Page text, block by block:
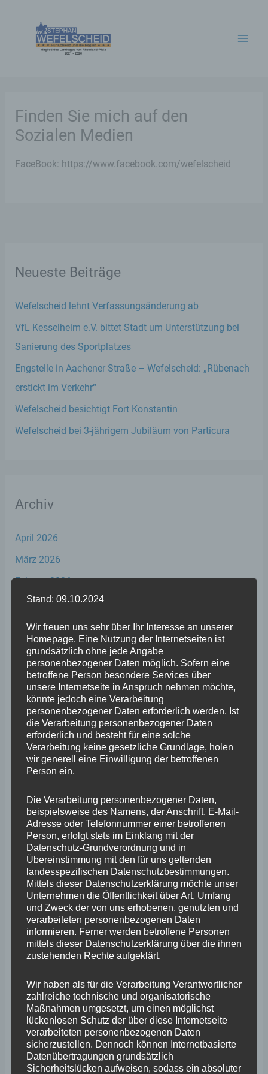
Finden Sie mich auf den
Sozialen Medien
FaceBook: https://www.facebook.com/wefelscheid
Neueste Beiträge
Wefelscheid lehnt Verfassungsänderung ab
VfL Kesselheim e.V. bittet Stadt um Unterstützung bei
Sanierung des Sportplatzes
Engstelle in Aachener Straße – Wefelscheid: „Rübenach
erstickt im Verkehr“
Wefelscheid besichtigt Fort Konstantin
Wefelscheid bei 3-jährigem Jubiläum von Particura
Archiv
April 2026
März 2026
Februar 2026
Januar 2026
Dezember 2025
November 2025
Oktober 2025
September 2025
August 2025
Juli 2025
Juni 2025
Mai 2025
April 2025
März 2025
Februar 2025
Januar 2025
Dezember 2024
November 2024
Oktober 2024
September 2024
Juli 2024
Juni 2024
Mai 2024
April 2024
Stand: 09.10.2024
Wir freuen uns sehr über Ihr Interesse an unserer
Homepage. Eine Nutzung der Internetseiten ist
grundsätzlich ohne jede Angabe
personenbezogener Daten möglich. Sofern eine
betroffene Person besondere Services über
unsere Internetseite in Anspruch nehmen möchte,
könnte jedoch eine Verarbeitung
personenbezogener Daten erforderlich werden. Ist
die Verarbeitung personenbezogener Daten
erforderlich und besteht für eine solche
Verarbeitung keine gesetzliche Grundlage, holen
wir generell eine Einwilligung der betroffenen
Person ein.
Die Verarbeitung personenbezogener Daten,
beispielsweise des Namens, der Anschrift, E-Mail-
Adresse oder Telefonnummer einer betroffenen
Person, erfolgt stets im Einklang mit der
Datenschutz-Grundverordnung und in
Übereinstimmung mit den für uns geltenden
landesspezifischen Datenschutzbestimmungen.
Mittels dieser Datenschutzerklärung möchte unser
Unternehmen die Öffentlichkeit über Art, Umfang
und Zweck der von uns erhobenen, genutzten und
verarbeiteten personenbezogenen Daten
informieren. Ferner werden betroffene Personen
mittels dieser Datenschutzerklärung über die ihnen
zustehenden Rechte aufgeklärt.
Wir haben als für die Verarbeitung Verantwortlicher
zahlreiche technische und organisatorische
Maßnahmen umgesetzt, um einen möglichst
lückenlosen Schutz der über diese Internetseite
verarbeiteten personenbezogenen Daten
sicherzustellen. Dennoch können Internetbasierte
Datenübertragungen grundsätzlich
Sicherheitslücken aufweisen, sodass ein absoluter